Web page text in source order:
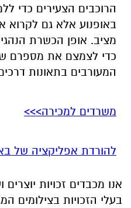
הרוכבים הצעירים כדי
באופנוע אלא גם
מציב. אופן הכשרת
כדי לצמצם את מספרם
המעורבים בתאונות
משרדים למכירה>>>
להורדת אפליקציה של
אנו מכבדים זכויות
בעלי הזכויות בצילומים